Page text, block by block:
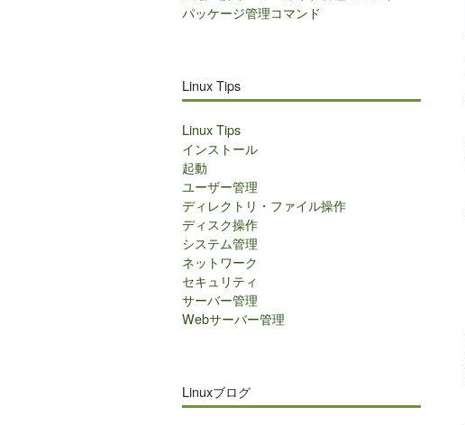
パッケージ管理コマンド
Linux Tips
Linux Tips
インストール
起動
ユーザー管理
ディレクトリ・ファイル操作
ディスク操作
システム管理
ネットワーク
セキュリティ
サーバー管理
Webサーバー管理
Linuxブログ